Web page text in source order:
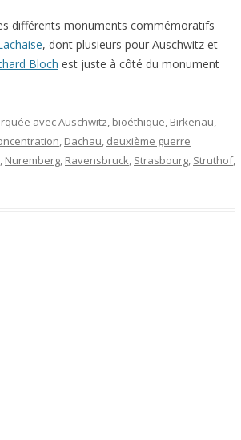
différents monuments commémoratifs
, dont plusieurs pour Auschwitz et
Bloch est juste à côté du monument
avecAuschwitz, bioéthique, Birkenau,
, Dachau, deuxième guerre
, Nuremberg, Ravensbruck, Strasbourg, Struthof,